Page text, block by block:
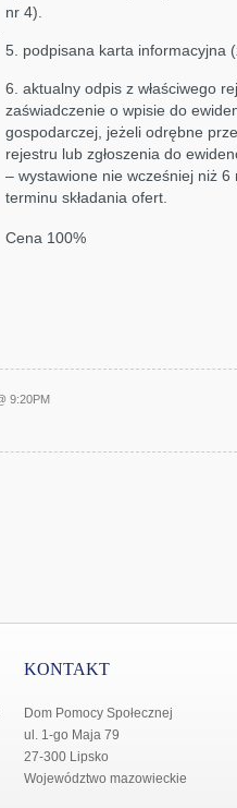
nr 4).
5. podpisana karta informacyjna
6. aktualny odpis z właściwego
zaświadczenie o wpisie do
gospodarczej, jeżeli odrębne
rejestru lub zgłoszenia do
– wystawione nie wcześniej niż 6
terminu składania ofert.
Cena 100%
9:20PM
KONTAKT
Dom Pomocy Społecznej
ul. 1-go Maja 79
27-300 Lipsko
Województwo mazowieckie